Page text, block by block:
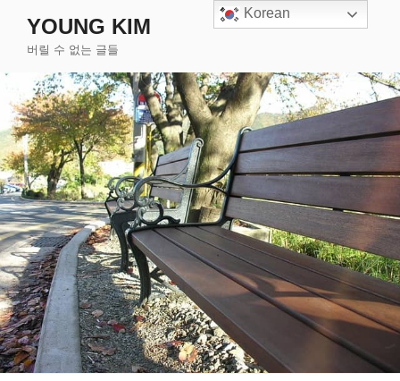
로
가
기
YOUNG KIM
버릴 수 없는 글들
Korean